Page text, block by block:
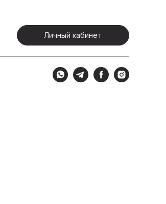
Личный кабинет
Личный кабинет